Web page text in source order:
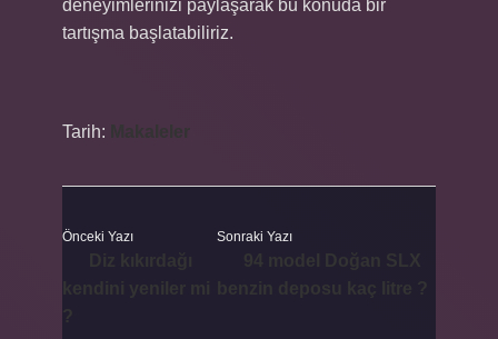
deneyimlerinizi paylaşarak bu konuda bir
tartışma başlatabiliriz.
Tarih:
Önceki Yazı Sonraki Yazı